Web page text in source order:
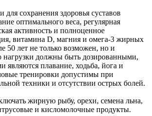
сохранения здоровья суставов
оптимального веса, регулярная
активность и полноценное
витамина D, магния и омега-3 жирных
50 лет не только возможен, но и
нагрузки должны быть дозированными,
являются плавание, ходьба, йога и
тренировки допустимы при
техники и отсутствии острых болей.
жирную рыбу, орехи, семена льна,
и кисломолочные продукты.